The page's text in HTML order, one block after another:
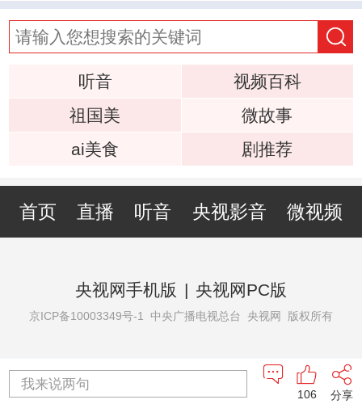
听音
视频百科
祖国美
微故事
ai美食
剧推荐
首页 直播 听音 央视影音 微视频
央视网手机版 | 央视网PC版
京ICP备10003349号-1 中央广播电视总台 央视网 版权所有
我来说两句
分享
106